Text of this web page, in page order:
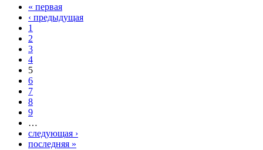
Страницы
« первая
‹ предыдущая
1
2
3
4
5
6
7
8
9
…
следующая ›
последняя »